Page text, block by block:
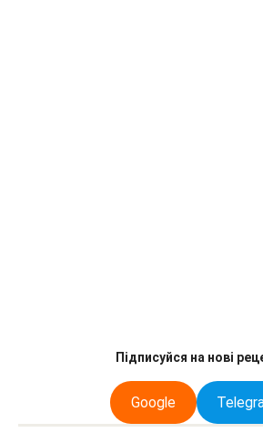
Підписуйся на нові
Google